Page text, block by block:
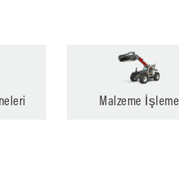
Malzeme İşleme